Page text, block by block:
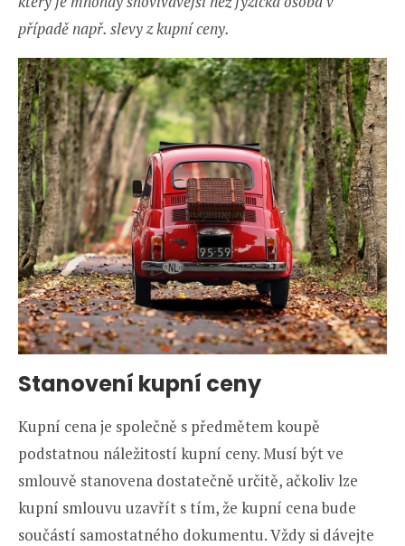
případě např. slevy z kupní ceny.
Stanovení kupní ceny
Kupní cena je společně s předmětem koupě
podstatnou náležitostí kupní ceny. Musí být ve
smlouvě stanovena dostatečně určitě, ačkoliv lze
kupní smlouvu uzavřít s tím, že kupní cena bude
součástí samostatného dokumentu. Vždy si dávejte